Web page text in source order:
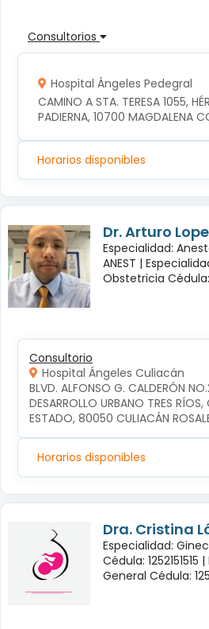
Consultorios
Hospital Ángeles Pedegral
CAMINO A STA. TERESA 1055,
PADIERNA, 10700 MAGDALENA
Horarios disponibles
Dr. Arturo
Especialidad:
ANEST |
Obstetricia
Consultorio
Hospital Ángeles Culiacán
BLVD. ALFONSO G. CALDERÓN
DESARROLLO URBANO TRES
ESTADO, 80050 CULIACÁN
Horarios disponibles
Dra. Cristina
Especialidad:
Cédula: 1252151515 |
General Cédula: